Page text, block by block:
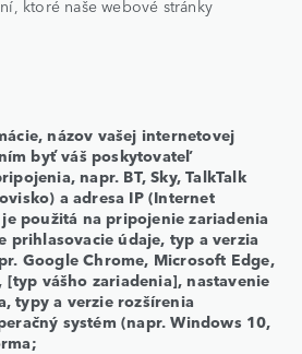
ktoré naše webové stránky
názov vašej internetovej
byť váš poskytovateľ
napr. BT, Sky, TalkTalk
a adresa IP (Internet
použitá na pripojenie zariadenia
prihlasovacie údaje, typ a verzia
Google Chrome, Microsoft Edge,
[typ vášho zariadenia], nastavenie
typy a verzie rozšírenia
systém (napr. Windows 10,